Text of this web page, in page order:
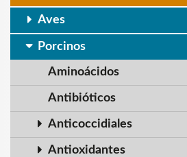
Aves
Porcinos
Aminoácidos
Antibióticos
Anticoccidiales
Antioxidantes